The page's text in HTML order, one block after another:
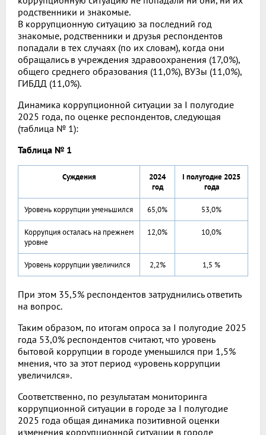
родственники и знакомые.
В коррупционную ситуацию за последний год
знакомые, родственники и друзья респондентов
попадали в тех случаях (по их словам), когда они
обращались в учреждения здравоохранения (17,0%),
общего среднего образования (11,0%), ВУЗы (11,0%),
ГИБДД (11,0%).
Динамика коррупционной ситуации за I полугодие
2025 года, по оценке респондентов, следующая
(таблица № 1):
Таблица № 1
Суждения
2024
год
I полугодие 2025
года
Уровень коррупции уменьшился 65,0% 53,0%
Коррупция осталась на прежнем
уровне
12,0% 10,0%
Уровень коррупции увеличился 2,2% 1,5 %
При этом 35,5% респондентов затруднились ответить
на вопрос.
Таким образом, по итогам опроса за I полугодие 2025
года 53,0% респондентов считают, что уровень
бытовой коррупции в городе уменьшился при 1,5%
мнения, что за этот период «уровень коррупции
увеличился».
Соответственно, по результатам мониторинга
коррупционной ситуации в городе за I полугодие
2025 года общая динамика позитивной оценки
изменения коррупционной ситуации в городе